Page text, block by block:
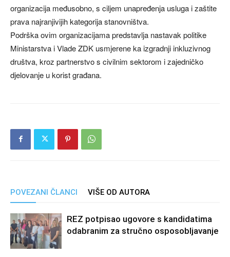
organizacija međusobno, s ciljem unapređenja usluga i zaštite
prava najranjivijih kategorija stanovništva.
Podrška ovim organizacijama predstavlja nastavak politike
Ministarstva i Vlade ZDK usmjerene ka izgradnji inkluzivnog
društva, kroz partnerstvo s civilnim sektorom i zajedničko
djelovanje u korist građana.
POVEZANI ČLANCI VIŠE OD AUTORA
REZ potpisao ugovore s kandidatima
odabranim za stručno osposobljavanje